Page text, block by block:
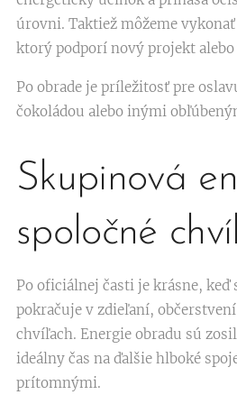
úrovni. Taktiež môžeme
ktorý podporí nový projekt
Po obrade je príležitosť pre
čokoládou alebo inými
Skupinová
spoločné
Po oficiálnej časti je krásne, keď
pokračuje v zdieľaní,
chvíľach. Energie obradu sú
ideálny čas na ďalšie hlboké
prítomnými.